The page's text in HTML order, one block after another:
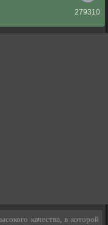
279310
качества, в которой